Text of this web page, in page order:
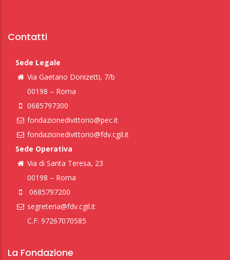
Contatti
Sede Legale
Via Gaetano Donizetti, 7/b
00198 – Roma
0685797300
fondazionedivittorio@pec.it
fondazionedivittorio@fdv.cgil.it
Sede Operativa
Via di Santa Teresa, 23
00198 – Roma
0685797200
segreteria@fdv.cgil.it
C.F: 97267070585
La Fondazione